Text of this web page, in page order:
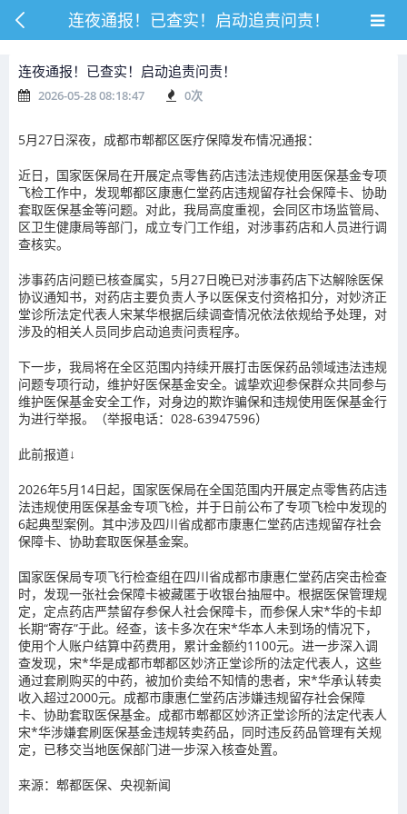
连夜通报！已查实！启动追责问责！
连夜通报！已查实！启动追责问责！
2026-05-28 08:18:47 0次
5月27日深夜，成都市郫都区医疗保障发布情况通报：
近日，国家医保局在开展定点零售药店违法违规使用医保基金专项
飞检工作中，发现郫都区康惠仁堂药店违规留存社会保障卡、协助
套取医保基金等问题。对此，我局高度重视，会同区市场监管局、
区卫生健康局等部门，成立专门工作组，对涉事药店和人员进行调
查核实。
涉事药店问题已核查属实， 5月27日晚已对涉事药店下达解除医保
协议通知书，对药店主要负责人予以医保支付资格扣分，对妙济正
堂诊所法定代表人宋某华根据后续调查情况依法依规给予处理，对
涉及的相关人员同步启动追责问责程序。
下一步，我局将在全区范围内持续开展打击医保药品领域违法违规
问题专项行动，维护好医保基金安全。诚挚欢迎参保群众共同参与
维护医保基金安全工作，对身边的欺诈骗保和违规使用医保基金行
为进行举报。（举报电话：028-63947596）
此前报道↓
2026年5月14日起，国家医保局在全国范围内开展定点零售药店违
法违规使用医保基金专项飞检，并于日前公布了专项飞检中发现的
6起典型案例。其中涉及四川省成都市康惠仁堂药店违规留存社会
保障卡、协助套取医保基金案。
国家医保局专项飞行检查组在四川省成都市康惠仁堂药店突击检查
时，发现一张社会保障卡被藏匿于收银台抽屉中。根据医保管理规
定，定点药店严禁留存参保人社会保障卡，而参保人宋*华的卡却
长期“寄存”于此。 经查，该卡多次在宋*华本人未到场的情况下，
使用个人账户结算中药费用，累计金额约1100元。进一步深入调
查发现，宋*华是成都市郫都区妙济正堂诊所的法定代表人， 这些
通过套刷购买的中药，被加价卖给不知情的患者， 宋*华承认转卖
收入超过2000元。成都市康惠仁堂药店涉嫌违规留存社会保障
卡、协助套取医保基金。成都市郫都区妙济正堂诊所的法定代表人
宋*华涉嫌套刷医保基金违规转卖药品，同时违反药品管理有关规
定，已移交当地医保部门进一步深入核查处置。
来源： 郫都医保、央视新闻